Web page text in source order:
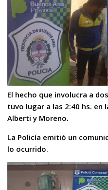
El hecho que involucra a
tuvo lugar a las 2:40 hs. en
Alberti y Moreno.
La Policía emitió un
lo ocurrido.